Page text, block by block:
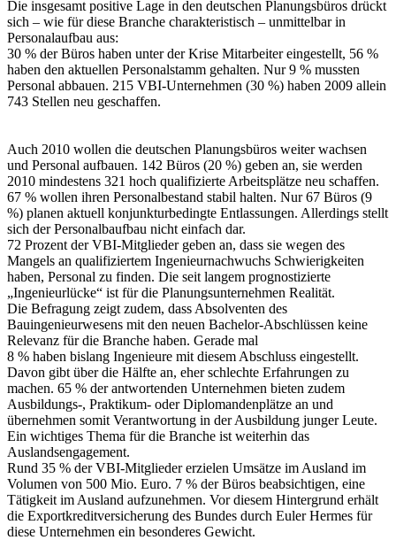
Die insgesamt positive Lage in den deutschen Planungsbüros drückt
sich – wie für diese Branche charakteristisch – unmittelbar in
Personalaufbau aus:
30 % der Büros haben unter der Krise Mitarbeiter eingestellt, 56 %
haben den aktuellen Personalstamm gehalten. Nur 9 % mussten
Personal abbauen. 215 VBI-Unternehmen (30 %) haben 2009 allein
743 Stellen neu geschaffen.
Auch 2010 wollen die deutschen Planungsbüros weiter wachsen
und Personal aufbauen. 142 Büros (20 %) geben an, sie werden
2010 mindestens 321 hoch qualifizierte Arbeitsplätze neu schaffen.
67 % wollen ihren Personalbestand stabil halten. Nur 67 Büros (9
%) planen aktuell konjunkturbedingte Entlassungen. Allerdings stellt
sich der Personalbaufbau nicht einfach dar.
72 Prozent der VBI-Mitglieder geben an, dass sie wegen des
Mangels an qualifiziertem Ingenieurnachwuchs Schwierigkeiten
haben, Personal zu finden. Die seit langem prognostizierte
„Ingenieurlücke“ ist für die Planungsunternehmen Realität.
Die Befragung zeigt zudem, dass Absolventen des
Bauingenieurwesens mit den neuen Bachelor-Abschlüssen keine
Relevanz für die Branche haben. Gerade mal
8 % haben bislang Ingenieure mit diesem Abschluss eingestellt.
Davon gibt über die Hälfte an, eher schlechte Erfahrungen zu
machen. 65 % der antwortenden Unternehmen bieten zudem
Ausbildungs-, Praktikum- oder Diplomandenplätze an und
übernehmen somit Verantwortung in der Ausbildung junger Leute.
Ein wichtiges Thema für die Branche ist weiterhin das
Auslandsengagement.
Rund 35 % der VBI-Mitglieder erzielen Umsätze im Ausland im
Volumen von 500 Mio. Euro. 7 % der Büros beabsichtigen, eine
Tätigkeit im Ausland aufzunehmen. Vor diesem Hintergrund erhält
die Exportkreditversicherung des Bundes durch Euler Hermes für
diese Unternehmen ein besonderes Gewicht.